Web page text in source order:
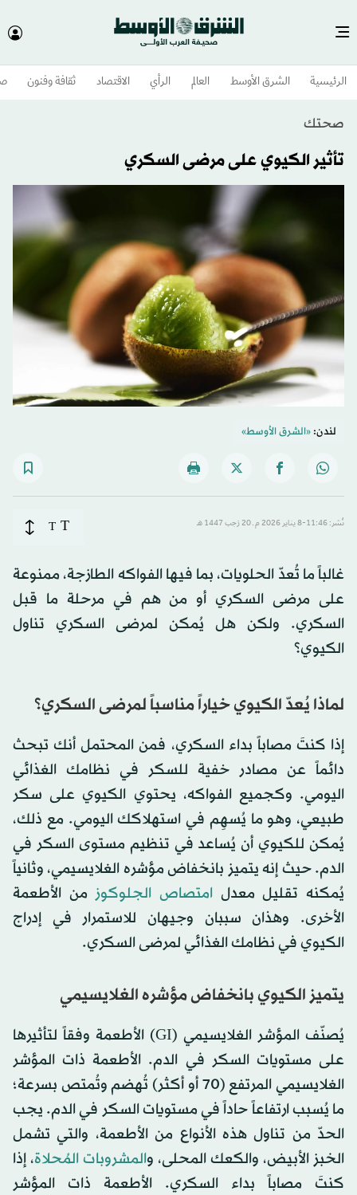
الرئيسية الشرق الأوسط​ العالم الرأي الاقتصاد ثقافة وفنون
صحتك
تأثير الكيوي على مرضى السكري
لندن:«الشرق الأوسط»
نُشر: 11:46-8 يناير 2026 م ـ 20 رَجب 1447 هـ T
T
غالباً ما تُعدّ الحلويات، بما فيها الفواكه الطازجة، ممنوعة
على مرضى السكري أو من هم في مرحلة ما قبل
السكري. ولكن هل يُمكن لمرضى السكري تناول
الكيوي؟
لماذا يُعدّ الكيوي خياراً مناسباً لمرضى السكري؟
إذا كنتَ مصاباً بداء السكري، فمن المحتمل أنك تبحث
دائماً عن مصادر خفية للسكر في نظامك الغذائي
اليومي. وكجميع الفواكه، يحتوي الكيوي على سكر
طبيعي، وهو ما يُسهِم في استهلاكك اليومي. مع ذلك،
يُمكن للكيوي أن يُساعد في تنظيم مستوى السكر في
الدم. حيث إنه يتميز بانخفاض مؤشره الغلايسيمي، وثانياً
يُمكنه تقليل معدل امتصاص الجلوكوز من الأطعمة
الأخرى. وهذان سببان وجيهان للاستمرار في إدراج
الكيوي في نظامك الغذائي لمرضى السكري.
يتميز الكيوي بانخفاض مؤشره الغلايسيمي
يُصنّف المؤشر الغلايسيمي (GI) الأطعمة وفقاً لتأثيرها
على مستويات السكر في الدم. الأطعمة ذات المؤشر
الغلايسيمي المرتفع (70 أو أكثر) تُهضم وتُمتص بسرعة؛
ما يُسبب ارتفاعاً حاداً في مستويات السكر في الدم. يجب
الحدّ من تناول هذه الأنواع من الأطعمة، والتي تشمل
الخبز الأبيض، والكعك المحلى، والمشروبات المُحلاة، إذا
كنتَ مصاباً بداء السكري. الأطعمة ذات المؤشر